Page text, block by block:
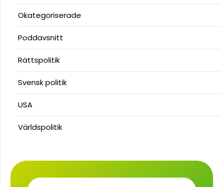
Okategoriserade
Poddavsnitt
Rättspolitik
Svensk politik
USA
Världspolitik